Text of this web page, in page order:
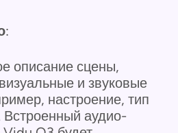
:
описание сцены,
и звуковые
настроение, тип
Встроенный аудио-